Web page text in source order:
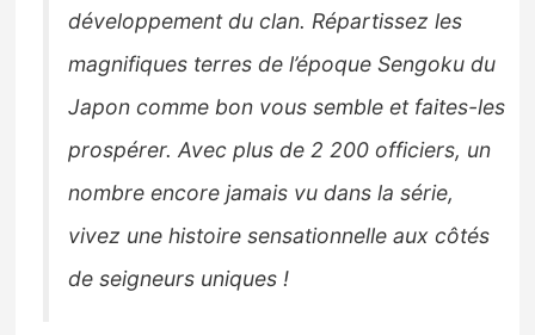
développement du clan. Répartissez les
magnifiques terres de l’époque Sengoku du
Japon comme bon vous semble et faites-les
prospérer. Avec plus de 2 200 officiers, un
nombre encore jamais vu dans la série,
vivez une histoire sensationnelle aux côtés
de seigneurs uniques !